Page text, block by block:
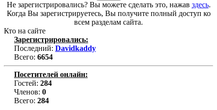
Не зарегистрировались? Вы можете сделать это, нажав здесь.
Когда Вы зарегистрируетесь, Вы получите полный доступ ко
всем разделам сайта.
Кто на сайте
Зарегистрировались:
Последний: Davidkaddy
Всего: 6654
Посетителей онлайн:
Гостей: 284
Членов: 0
Всего: 284